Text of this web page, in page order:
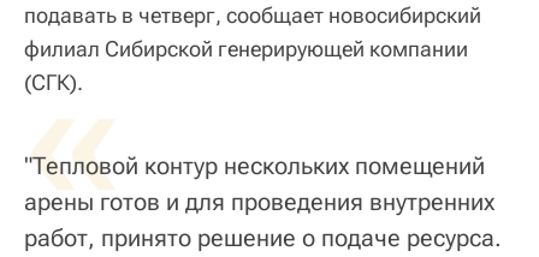
подавать в четверг, сообщает новосибирский
филиал Сибирской генерирующей компании
(СГК).
«
"Тепловой контур нескольких помещений
арены готов и для проведения внутренних
работ, принято решение о подаче ресурса.